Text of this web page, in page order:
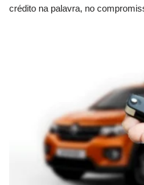
crédito na palavra, no